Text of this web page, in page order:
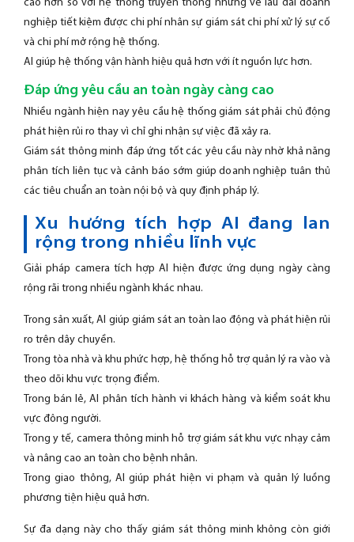
cao hơn so với hệ thống truyền thống nhưng về lâu dài doanh
nghiệp tiết kiệm được chi phí nhân sự giám sát chi phí xử lý sự cố
và chi phí mở rộng hệ thống.
AI giúp hệ thống vận hành hiệu quả hơn với ít nguồn lực hơn.
Đáp ứng yêu cầu an toàn ngày càng cao
Nhiều ngành hiện nay yêu cầu hệ thống giám sát phải chủ động
phát hiện rủi ro thay vì chỉ ghi nhận sự việc đã xảy ra.
Giám sát thông minh đáp ứng tốt các yêu cầu này nhờ khả năng
phân tích liên tục và cảnh báo sớm giúp doanh nghiệp tuân thủ
các tiêu chuẩn an toàn nội bộ và quy định pháp lý.
Xu hướng tích hợp AI đang lan
rộng trong nhiều lĩnh vực
Giải pháp camera tích hợp AI hiện được ứng dụng ngày càng
rộng rãi trong nhiều ngành khác nhau.
Trong sản xuất, AI giúp giám sát an toàn lao động và phát hiện rủi
ro trên dây chuyền.
Trong tòa nhà và khu phức hợp, hệ thống hỗ trợ quản lý ra vào và
theo dõi khu vực trọng điểm.
Trong bán lẻ, AI phân tích hành vi khách hàng và kiểm soát khu
vực đông người.
Trong y tế, camera thông minh hỗ trợ giám sát khu vực nhạy cảm
và nâng cao an toàn cho bệnh nhân.
Trong giao thông, AI giúp phát hiện vi phạm và quản lý luồng
phương tiện hiệu quả hơn.
Sự đa dạng này cho thấy giám sát thông minh không còn giới